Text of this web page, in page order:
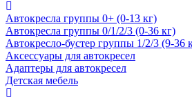
Автокресла группы 0+ (0-13 кг)
Автокресла группы 0/1/2/3 (0-36 кг)
Автокресло-бустер группы 1/2/3 (9-36
Аксессуары для автокресел
Адаптеры для автокресел
Детская мебель